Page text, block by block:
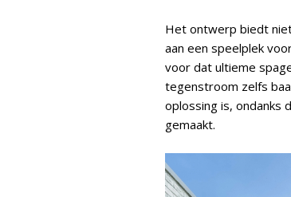
Het ontwerp biedt
aan een speelplek
voor dat ultieme
tegenstroom zelfs
oplossing is, ondanks
gemaakt.